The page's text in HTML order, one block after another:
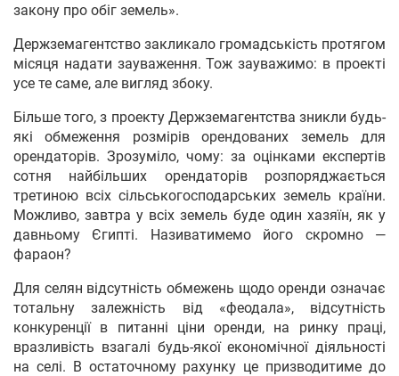
закону про обіг земель».
Держземагентство закликало громадськість протягом
місяця надати зауваження. Тож зауважимо: в проекті
усе те саме, але вигляд збоку.
Більше того, з проекту Держземагентства зникли будь-
які обмеження розмірів орендованих земель для
орендаторів. Зрозуміло, чому: за оцінками експертів
сотня найбільших орендаторів розпоряджається
третиною всіх сільськогосподарських земель країни.
Можливо, завтра у всіх земель буде один хазяїн, як у
давньому Єгипті. Називатимемо його скромно —
фараон?
Для селян відсутність обмежень щодо оренди означає
тотальну залежність від «феодала», відсутність
конкуренції в питанні ціни оренди, на ринку праці,
вразливість взагалі будь-якої економічної діяльності
на селі. В остаточному рахунку це призводитиме до